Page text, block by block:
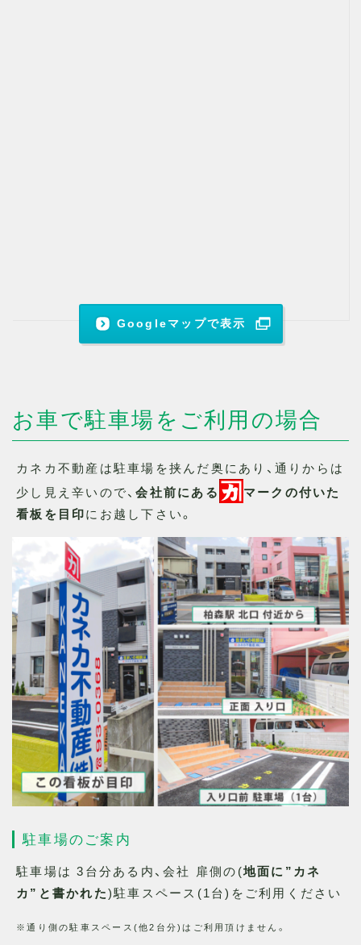
Googleマップで表示
お車で駐車場をご利用の場合
カネカ不動産は駐車場を挟んだ奥にあり、通りからは
少し見え辛いので、会社前にある
マークの付いた
看板を目印にお越し下さい。
駐車場のご案内
駐車場は 3台分ある内、会社 扉側の(地面に”カネ
カ”と書かれた)駐車スペース(1台)をご利用ください
※通り側の駐車スペース(他2台分)はご利用頂けません。